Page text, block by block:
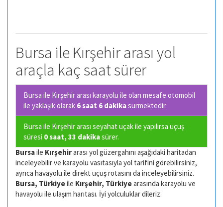
Bursa ile Kırşehir arası yol
araçla kaç saat sürer
Bursa ile Kırşehir arası karayolu ile olan mesafe otomobil
ile yaklaşık olarak 6 saat 6 dakikasürmektedir.
Bursa ile Kırşehir arası seyahat uçak ile yapılırsa uçuş
süresi 0 saat, 33 dakikasürer.
Bursaile Kırşehirarası yol güzergahını aşağıdaki haritadan
inceleyebilir ve karayolu vasıtasıyla yol tarifini görebilirsiniz,
ayrıca havayolu ile direkt uçuş rotasını da inceleyebilirsiniz.
Bursa, Türkiyeile Kırşehir, Türkiyearasında karayolu ve
havayolu ile ulaşım harıtası. İyi yolculuklar dileriz.